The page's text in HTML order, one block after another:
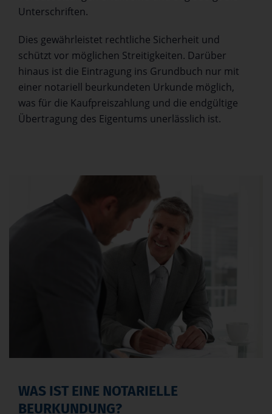
Unterschriften.
Dies gewährleistet rechtliche Sicherheit und
schützt vor möglichen Streitigkeiten. Darüber
hinaus ist die Eintragung ins Grundbuch nur mit
einer notariell beurkundeten Urkunde möglich,
was für die Kaufpreiszahlung und die endgültige
Übertragung des Eigentums unerlässlich ist.
WAS IST EINE NOTARIELLE
BEURKUNDUNG?